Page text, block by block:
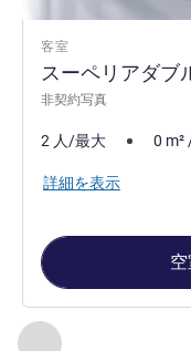
前に戻る - 客室
2ページ中
客室
スーペリアダブ
非契約写真
2 人/最大 0 m²
詳細を表示